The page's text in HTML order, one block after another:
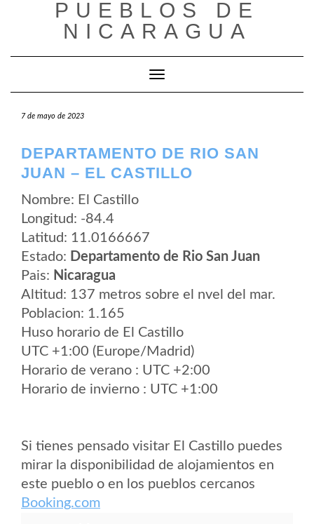
PUEBLOS DE
NICARAGUA
Cambiar modo de navegación
7 de mayo de 2023
DEPARTAMENTO DE RIO SAN
JUAN – EL CASTILLO
Nombre: El Castillo
Longitud: -84.4
Latitud: 11.0166667
Estado: Departamento de Rio San Juan
Pais: Nicaragua
Altitud: 137 metros sobre el nvel del mar.
Poblacion: 1.165
Huso horario de El Castillo
UTC +1:00 (Europe/Madrid)
Horario de verano : UTC +2:00
Horario de invierno : UTC +1:00
Si tienes pensado visitar El Castillo puedes
mirar la disponibilidad de alojamientos en
este pueblo o en los pueblos cercanos
Booking.com